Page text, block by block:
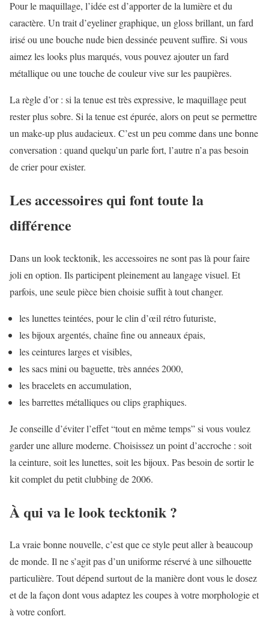
Pour le maquillage, l’idée est d’apporter de la lumière et du
caractère. Un trait d’eyeliner graphique, un gloss brillant, un fard
irisé ou une bouche nude bien dessinée peuvent suffire. Si vous
aimez les looks plus marqués, vous pouvez ajouter un fard
métallique ou une touche de couleur vive sur les paupières.
La règle d’or : si la tenue est très expressive, le maquillage peut
rester plus sobre. Si la tenue est épurée, alors on peut se permettre
un make-up plus audacieux. C’est un peu comme dans une bonne
conversation : quand quelqu’un parle fort, l’autre n’a pas besoin
de crier pour exister.
Les accessoires qui font toute la
différence
Dans un look tecktonik, les accessoires ne sont pas là pour faire
joli en option. Ils participent pleinement au langage visuel. Et
parfois, une seule pièce bien choisie suffit à tout changer.
les lunettes teintées, pour le clin d’œil rétro futuriste,
les bijoux argentés, chaîne fine ou anneaux épais,
les ceintures larges et visibles,
les sacs mini ou baguette, très années 2000,
les bracelets en accumulation,
les barrettes métalliques ou clips graphiques.
Je conseille d’éviter l’effet “tout en même temps” si vous voulez
garder une allure moderne. Choisissez un point d’accroche : soit
la ceinture, soit les lunettes, soit les bijoux. Pas besoin de sortir le
kit complet du petit clubbing de 2006.
À qui va le look tecktonik ?
La vraie bonne nouvelle, c’est que ce style peut aller à beaucoup
de monde. Il ne s’agit pas d’un uniforme réservé à une silhouette
particulière. Tout dépend surtout de la manière dont vous le dosez
et de la façon dont vous adaptez les coupes à votre morphologie et
à votre confort.